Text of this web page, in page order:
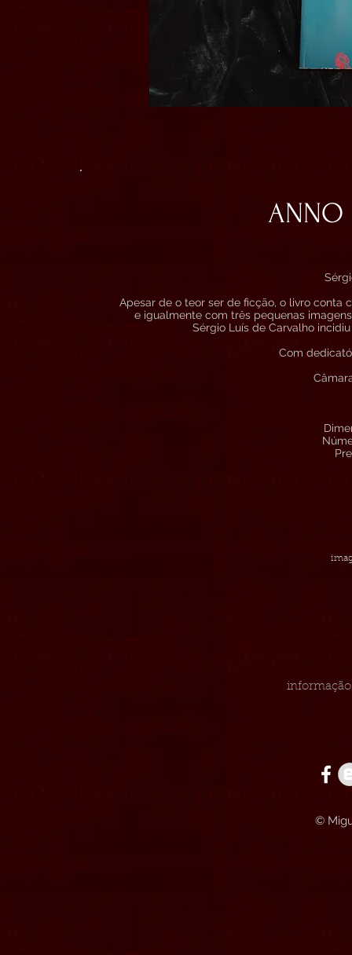
ANNO
Apesar de o teor ser de ficção, o livro conta
e igualmente com três pequenas
Sérgio Luís de Carvalho
Com
informação
©